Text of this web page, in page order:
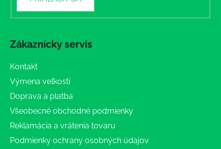
Zákaznícky servis
Kontakt
Výmena veľkosti
Doprava a platba
Všeobecné obchodné podmienky
Reklamácia a vrátenia tovaru
Podmienky ochrany osobných údajov